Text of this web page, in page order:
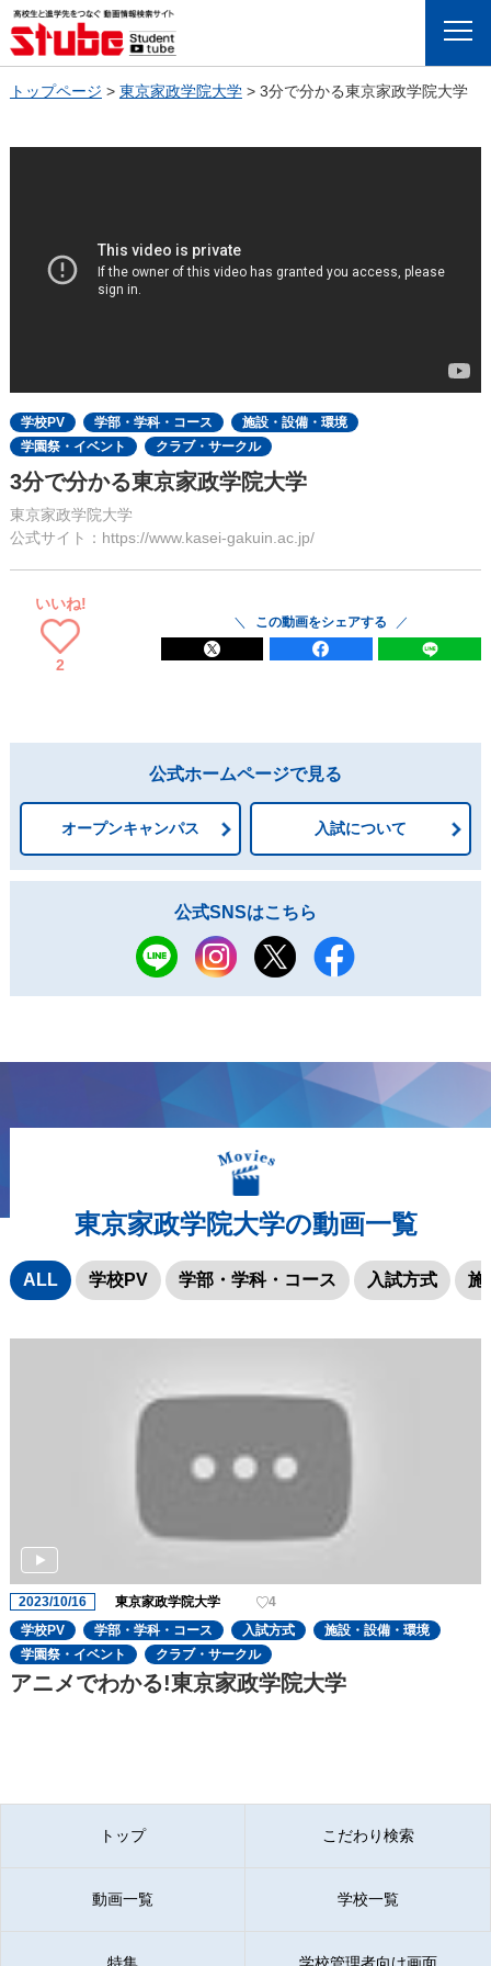
Menu
トップページ > 東京家政学院大学> 3分で分かる東京家政学院大学
学校PV 学部・学科・コース
施設・設備・環境
学園祭・イベント
クラブ・サークル
3分で分かる東京家政学院大学
東京家政学院大学
公式サイト：https://www.kasei-gakuin.ac.jp/
いいね!
2
この動画をシェアする
公式ホームページで見る
オープンキャンパス 入試について
公式SNSはこちら
東京家政学院大学の動画一覧
ALL 学校PV 学部・学科・コース 入試方式 施
2023/10/16 東京家政学院大学
4
学校PV
学部・学科・コース 入試方式
施設・設備・環境
学園祭・イベント
クラブ・サークル
アニメでわかる!東京家政学院大学
トップ こだわり検索
動画一覧 学校一覧